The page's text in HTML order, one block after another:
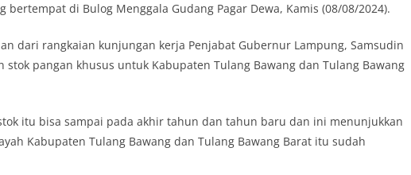
bertempat di Bulog Menggala Gudang Pagar Dewa, Kamis (08/08/2024).
dari rangkaian kunjungan kerja Penjabat Gubernur Lampung, Samsudin
stok pangan khusus untuk Kabupaten Tulang Bawang dan Tulang Bawang
itu bisa sampai pada akhir tahun dan tahun baru dan ini menunjukkan
Kabupaten Tulang Bawang dan Tulang Bawang Barat itu sudah